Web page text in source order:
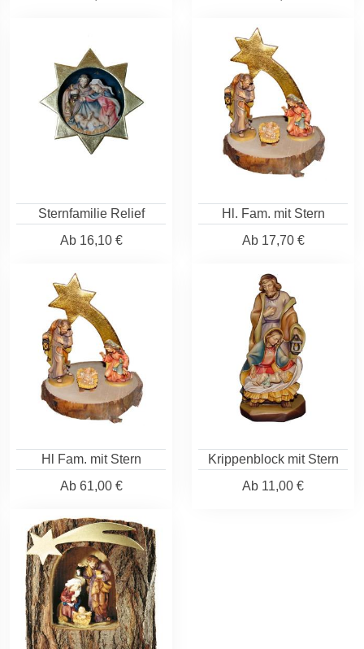
Sternfamilie Relief
Ab16,10 €
Hl. Fam. mit Stern
Ab17,70 €
Hl Fam. mit Stern
Ab61,00 €
Krippenblock mit Stern
Ab 11,00 €